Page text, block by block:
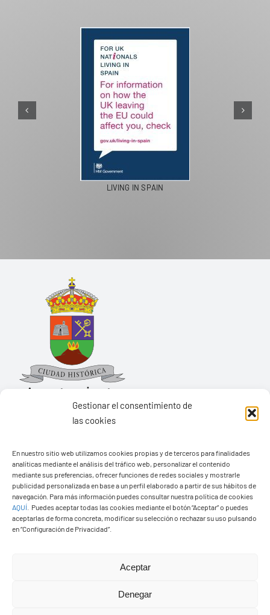
Gestionar el consentimiento de
las cookies
En nuestro sitio web utilizamos cookies propias y de terceros para finalidades
analíticas mediante el análisis del tráfico web, personalizar el contenido
mediante sus preferencias, ofrecer funciones de redes sociales y mostrarle
publicidad personalizada en base a un perfil elaborado a partir de sus hábitos de
navegación. Para más información puedes consultar nuestra política de cookies
AQUÍ
Puedes aceptar todas las cookies mediante el botón “Aceptar” o puedes
aceptarlas de forma concreta, modificar su selección o rechazar su uso pulsando
en “Configuración de Privacidad”.
Aceptar
Denegar
PASEOS EN CAMELLO
Pza. de Los Remedios, 1
35570 – Yaiza
Tel:928 83 62 20
© Copyright2026 Ayuntamiento de Yaiza - Todos los